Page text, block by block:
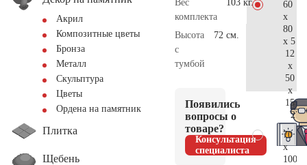
Акрил
Композитные цветы
Бронза
Металл
Скульптура
Цветы
Ордена на памятник
Плитка
Щебень
Вес
комплекта
103 кг.
Высота
с
тумбой
72 см.
Появились
вопросы о
товаре?
Консультация
специалиста
60
x
80
x 5
12
x
50
x
15
70
x
100